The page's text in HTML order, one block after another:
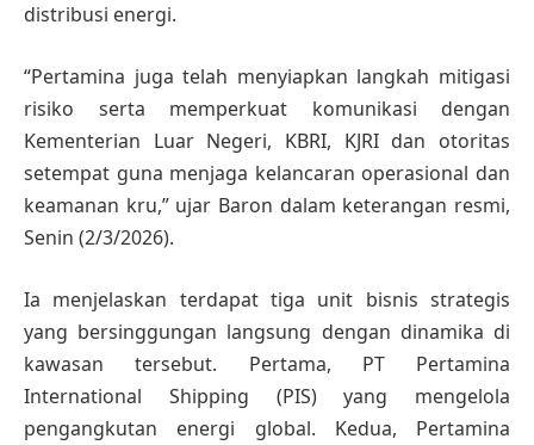
distribusi energi.
“Pertamina juga telah menyiapkan langkah mitigasi
risiko serta memperkuat komunikasi dengan
Kementerian Luar Negeri, KBRI, KJRI dan otoritas
setempat guna menjaga kelancaran operasional dan
keamanan kru,” ujar Baron dalam keterangan resmi,
Senin (2/3/2026).
Ia menjelaskan terdapat tiga unit bisnis strategis
yang bersinggungan langsung dengan dinamika di
kawasan tersebut. Pertama, PT Pertamina
International Shipping (PIS) yang mengelola
pengangkutan energi global. Kedua, Pertamina